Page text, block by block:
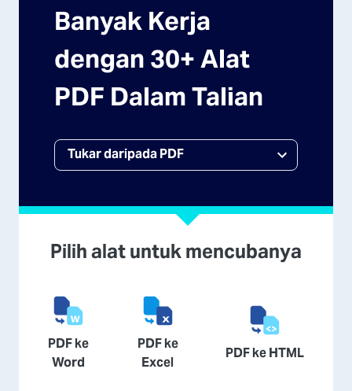
Banyak Kerja
dengan 30+ Alat
PDF Dalam Talian
Pilih alat untuk mencubanya
PDF ke
Word
PDF ke
Excel
PDF ke HTML